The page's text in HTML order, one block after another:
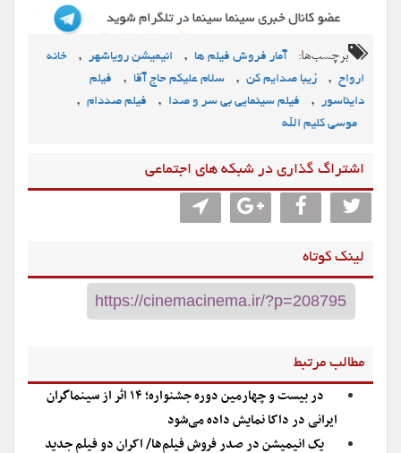
برچسب‌ها: آمار فروش فیلم ها , انیمیشن رویاشهر ,
خانه
ارواح , زیبا صدایم کن , سلام علیکم حاج آقا ,
فیلم
دایناسور , فیلم سینمایی بی سر و صدا , فیلم صددام ,
موسی کلیم الله
اشتراگ گذاری در شبکه های اجتماعی
لینک کوتاه
مطالب مرتبط
در بیست و چهارمین دوره جشنواره؛ ۱۴ اثر از سینماگران
ایرانی در داکا نمایش داده می‌شود
یک انیمیشن در صدر فروش فیلم‌ها/ اکران دو فیلم جدید